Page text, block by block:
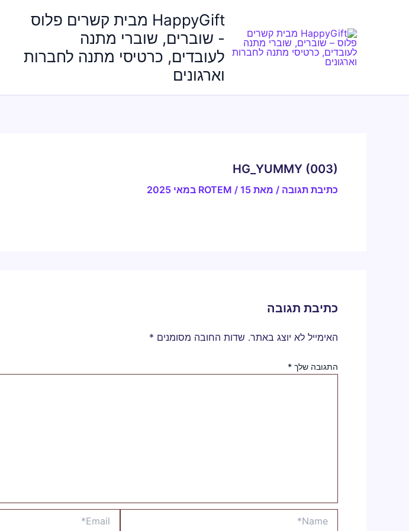
HappyGift מבית קשרים פלוס
- שוברים, שוברי מתנה
לעובדים, כרטיסי מתנה לחברות
וארגונים
HG_YUMMY (003)
כתיבת תגובה / מאת ROTEM / 15 במאי 2025
כתיבת תגובה
האימייל לא יוצג באתר. שדות החובה מסומנים *
התגובה שלך *